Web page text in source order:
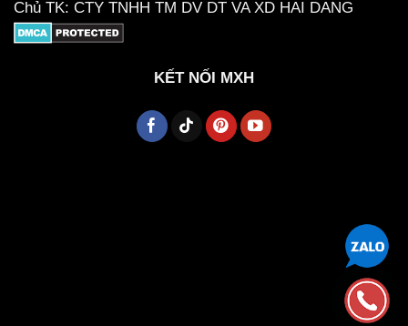
Chủ TK: CTY TNHH TM DV DT VA XD HAI DANG
KẾT NỐI MXH